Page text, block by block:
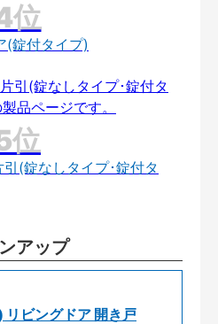
(錠付タイプ)
(錠なしタイプ･錠付タ
アップ
ビングドア 開き戸